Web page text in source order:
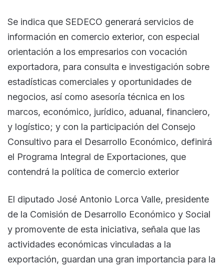
Se indica que SEDECO generará servicios de
información en comercio exterior, con especial
orientación a los empresarios con vocación
exportadora, para consulta e investigación sobre
estadísticas comerciales y oportunidades de
negocios, así como asesoría técnica en los
marcos, económico, jurídico, aduanal, financiero,
y logístico; y con la participación del Consejo
Consultivo para el Desarrollo Económico, definirá
el Programa Integral de Exportaciones, que
contendrá la política de comercio exterior
El diputado José Antonio Lorca Valle, presidente
de la Comisión de Desarrollo Económico y Social
y promovente de esta iniciativa, señala que las
actividades económicas vinculadas a la
exportación, guardan una gran importancia para la